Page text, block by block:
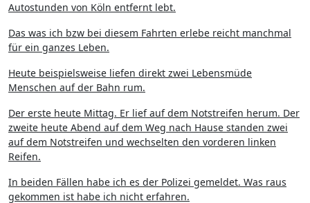
Autostunden von Köln entfernt lebt.
Das was ich bzw bei diesem Fahrten erlebe reicht manchmal
für ein ganzes Leben.
Heute beispielsweise liefen direkt zwei Lebensmüde
Menschen auf der Bahn rum.
Der erste heute Mittag. Er lief auf dem Notstreifen herum. Der
zweite heute Abend auf dem Weg nach Hause standen zwei
auf dem Notstreifen und wechselten den vorderen linken
Reifen.
In beiden Fällen habe ich es der Polizei gemeldet. Was raus
gekommen ist habe ich nicht erfahren.